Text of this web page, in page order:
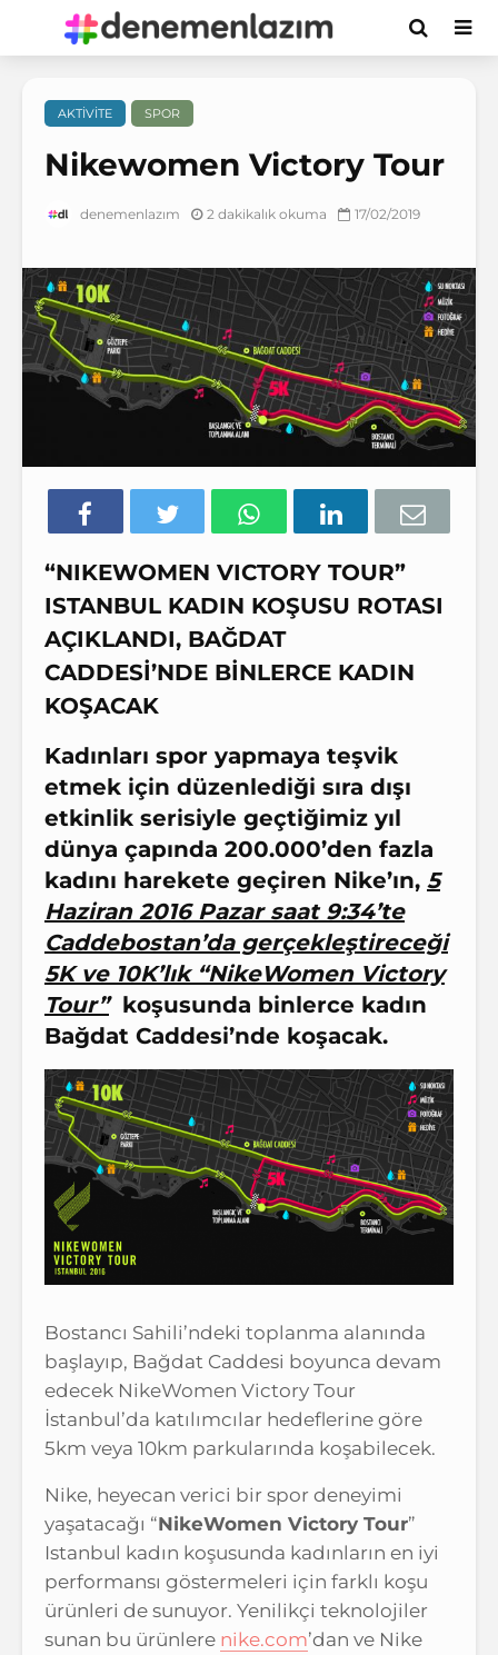
AKTIVITE SPOR
Nikewomen Victory Tour
denemenlazım 2 dakikalık okuma 17/02/2019
“NIKEWOMEN VICTORY TOUR”
ISTANBUL KADIN KOŞUSU ROTASI
AÇIKLANDI, BAĞDAT
CADDESİ’NDE BİNLERCE KADIN
KOŞACAK
Kadınları spor yapmaya teşvik
etmek için düzenlediği sıra dışı
etkinlik serisiyle geçtiğimiz yıl
dünya çapında 200.000’den fazla
kadını harekete geçiren Nike’ın, 5
Haziran 2016 Pazar saat 9:34’te
Caddebostan’da gerçekleştireceği
5K ve 10K’lık “NikeWomen Victory
Tour”koşusunda binlerce kadın
Bağdat Caddesi’nde koşacak.
Bostancı Sahili’ndeki toplanma alanında
başlayıp, Bağdat Caddesi boyunca devam
edecek NikeWomen Victory Tour
İstanbul’da katılımcılar hedeflerine göre
5km veya 10km parkularında koşabilecek.
Nike, heyecan verici bir spor deneyimi
yaşatacağı “NikeWomen Victory Tour”
Istanbul kadın koşusunda kadınların en iyi
performansı göstermeleri için farklı koşu
ürünleri de sunuyor. Yenilikçi teknolojiler
sunan bu ürünlere nike.com’dan ve Nike